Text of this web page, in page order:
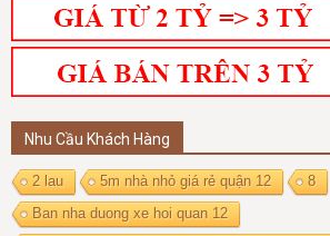
Nhu Cầu Khách Hàng
2 lau 5m nhà nhỏ giá rẻ quận 12
8
Ban nha duong xe hoi quan 12